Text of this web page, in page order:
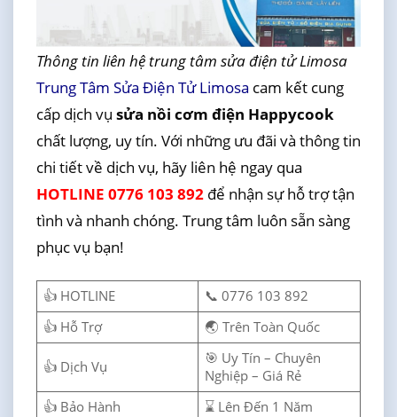
Thông tin liên hệ trung tâm sửa điện tử Limosa
Trung Tâm Sửa Điện Tử Limosa cam kết cung
cấp dịch vụ sửa nồi cơm điện Happycook
chất lượng, uy tín. Với những ưu đãi và thông tin
chi tiết về dịch vụ, hãy liên hệ ngay qua
HOTLINE 0776 103 892để nhận sự hỗ trợ tận
tình và nhanh chóng. Trung tâm luôn sẵn sàng
phục vụ bạn!
👍 HOTLINE
📞 0776 103 892
👍 Hỗ Trợ
🌏 Trên Toàn Quốc
👍 Dịch Vụ
🎯 Uy Tín – Chuyên
Nghiệp – Giá Rẻ
👍 Bảo Hành
⌛ Lên Đến 1 Năm